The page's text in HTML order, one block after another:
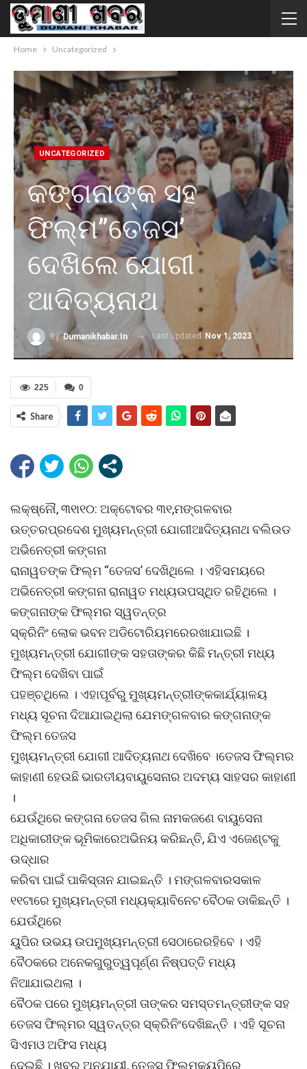
Home Uncategorized
UNCATEGORIZED
କଙ୍ଗନାଙ୍କ ସହ
ଫିଲ୍ମ”ତେଜସ’
ଦେଖିଲେ ଯୋଗୀ
ଆଦିତ୍ୟନାଥ
ByDumanikhabar.in Last updated Nov 1, 2023
0
225
Share
ଲକ୍ଷ୍ନୌ, ୩୧ା୧୦: ଅକ୍ଟୋବର ୩୧,ମଙ୍ଗଳବାର
ଉତ୍ତରପ୍ରଦେଶ ମୁଖ୍ୟମନ୍ତ୍ରୀ ଯୋଗୀଆଦିତ୍ୟନାଥ ବଲିଉଡ
ଅଭିନେତ୍ରୀ କଙ୍ଗନା
ରାନାୱତଙ୍କ ଫିଲ୍ମ “ତେଜସ’ ଦେଖିଥିଲେ । ଏହିସମୟରେ
ଅଭିନେତ୍ରୀ କଙ୍ଗନା ରାନାୱତ ମଧ୍ୟଉପସ୍ଥିତ ରହିଥିଲେ ।
କଙ୍ଗନାଙ୍କ ଫିଲ୍ମର ସ୍ୱତନ୍ତ୍ର
ସ୍କ୍ରିନିଂ ଲୋକ ଭବନ ଅଡିଟୋରିୟମରେରଖାଯାଇଛି ।
ମୁଖ୍ୟମନ୍ତ୍ରୀ ଯୋଗୀଙ୍କ ସହତାଙ୍କର କିଛି ମନ୍ତ୍ରୀ ମଧ୍ୟ
ଫିଲ୍ମ ଦେଖିବା ପାଇଁ
ପହଞ୍ଚଥିଲେ । ଏହାପୂର୍ବରୁ ମୁଖ୍ୟମନ୍ତ୍ରୀଙ୍କକାର୍ଯ୍ୟାଳୟ
ମଧ୍ୟ ସୂଚନା ଦିଆଯାଇଥିଲା ଯେମଙ୍ଗଳବାର କଙ୍ଗନାଙ୍କ
ଫିଲ୍ମ ତେଜସ
ମୁଖ୍ୟମନ୍ତ୍ରୀ ଯୋଗୀ ଆଦିତ୍ୟନାଥ ଦେଖିବେ ।ତେଜସ ଫିଲ୍ମର
କାହାଣୀ ହେଉଛି ଭାରତୀୟବାୟୁସେନାର ଅଦମ୍ୟ ସାହସର କାହାଣୀ
।
ଯେଉଁଥିରେ କଙ୍ଗନା ତେଜସ ଗିଲ ନାମକଜଣେ ବାୟୁସେନା
ଅଧିକାରୀଙ୍କ ଭୂମିକାରେଅଭିନୟ କରିଛନ୍ତି, ଯିଏ ଏଜେଣ୍ଟକୁ
ଉଦ୍ଧାର
କରିବା ପାଇଁ ପାକିସ୍ତାନ ଯାଇଛନ୍ତି । ମଙ୍ଗଳବାରସକାଳ
୧୧ଟାରେ ମୁଖ୍ୟମନ୍ତ୍ରୀ ମଧ୍ୟକ୍ୟାବିନେଟ ବୈଠକ ଡାକିଛନ୍ତି ।
ଯେଉଁଥିରେ
ୟୁପିର ଉଭୟ ଉପମୁଖ୍ୟମନ୍ତ୍ରୀ ସେଠାରେରହିବେ । ଏହି
ବୈଠକରେ ଅନେକଗୁରୁତ୍ୱପୂର୍ଣ୍ଣ ନିଷ୍ପତ୍ତି ମଧ୍ୟ
ନିଆଯାଇଥଲା ।
ବୈଠକ ପରେ ମୁଖ୍ୟମନ୍ତ୍ରୀ ତାଙ୍କର ସମସ୍ତମନ୍ତ୍ରୀଙ୍କ ସହ
ତେଜସ ଫିଲ୍ମର ସ୍ୱତନ୍ତ୍ର ସ୍କ୍ରିନିଂଦେଖିଛନ୍ତି । ଏହି ସୂଚନା
ସିଏମଓ ଅଫିସ ମଧ୍ୟ
ଦେଇଛି । ଖବର ଅନୁଯାୟୀ, ତେଜସ ଫିଲ୍ମକୁୟୁପିରେ